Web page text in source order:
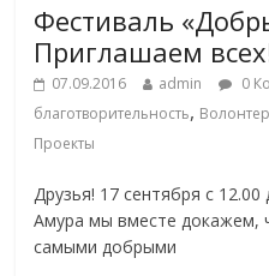
Фестиваль
Приглашаем
07.09.2016 admin
0
благотворительность,
Проекты
Друзья! 17 сентября с
Амура мы вместе докажем,
самыми добрыми